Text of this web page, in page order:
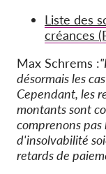
Liste des
créances
Max Schrems :
désormais les
Cependant, les
montants sont
comprenons pas
d'insolvabilité
retards de